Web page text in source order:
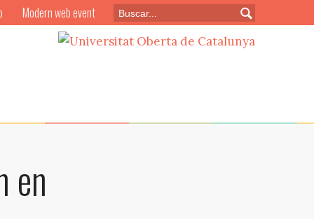
en
Modern web event